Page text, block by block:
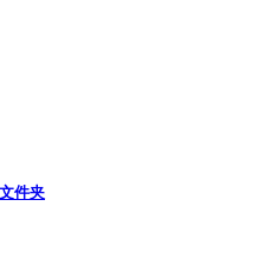
件夹